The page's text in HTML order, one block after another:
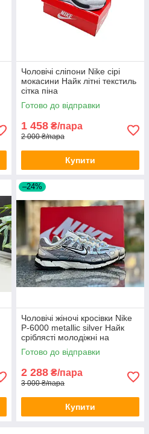
Чоловічі сліпони Nike сірі
мокасини Найк літні текстиль
сітка піна
Готово до відправки
1 458 ₴/пара
2 000 ₴/пара
Купити
–24%
Чоловічі жіночі кросівки Nike
P-6000 metallic silver Найк
сріблясті молодіжні на
шнурівці весна літо
Готово до відправки
2 288 ₴/пара
3 000 ₴/пара
Купити